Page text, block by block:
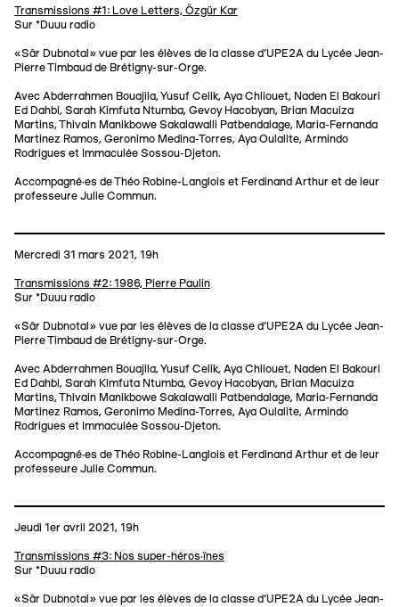
Transmissions #1: Love Letters, Özgür Kar
Sur *Duuu radio
«Sâr Dubnotal» vue par les élèves de la classe d’UPE2A du Lycée Jean-
Pierre Timbaud de Brétigny-sur-Orge.
Avec Abderrahmen Bouajila, Yusuf Celik, Aya Chliouet, Naden El Bakouri
Ed Dahbi, Sarah Kimfuta Ntumba, Gevoy Hacobyan, Brian Macuiza
Martins, Thivain Manikbowe Sakalawalli Patbendalage, Maria-Fernanda
Martinez Ramos, Geronimo Medina-Torres, Aya Oulalite, Armindo
Rodrigues et Immaculée Sossou-Djeton.
Accompagné·es de Théo Robine-Langlois et Ferdinand Arthur et de leur
professeure Julie Commun.
Mercredi 31 mars 2021, 19h
Transmissions #2: 1986, Pierre Paulin
Sur *Duuu radio
«Sâr Dubnotal» vue par les élèves de la classe d’UPE2A du Lycée Jean-
Pierre Timbaud de Brétigny-sur-Orge.
Avec Abderrahmen Bouajila, Yusuf Celik, Aya Chliouet, Naden El Bakouri
Ed Dahbi, Sarah Kimfuta Ntumba, Gevoy Hacobyan, Brian Macuiza
Martins, Thivain Manikbowe Sakalawalli Patbendalage, Maria-Fernanda
Martinez Ramos, Geronimo Medina-Torres, Aya Oulalite, Armindo
Rodrigues et Immaculée Sossou-Djeton.
Accompagné·es de Théo Robine-Langlois et Ferdinand Arthur et de leur
professeure Julie Commun.
Jeudi 1er avril 2021, 19h
Transmissions #3: Nos super-héros·ïnes
Sur *Duuu radio
«Sâr Dubnotal» vue par les élèves de la classe d’UPE2A du Lycée Jean-